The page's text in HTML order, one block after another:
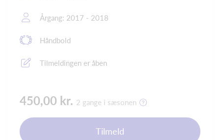
Årgang: 2017 - 2018
Håndbold
Tilmeldingen er åben
450,00 kr. 2 gange i sæsonen
Tilmeld